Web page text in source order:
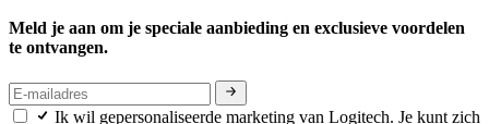
Meld je aan om je speciale aanbieding en exclusieve voordelen
te ontvangen.
Ik wil gepersonaliseerde marketing van Logitech. Je kunt zich